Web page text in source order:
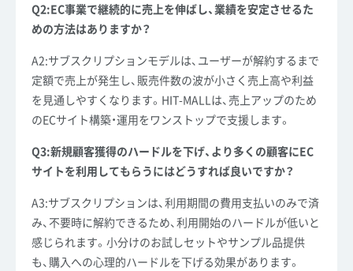
Q2:EC事業で継続的に売上を伸ばし、業績を安定させるた
めの方法はありますか？
A2:サブスクリプションモデルは、ユーザーが解約するまで
定額で売上が発生し、販売件数の波が小さく売上高や利益
を見通しやすくなります。HIT-MALLは、売上アップのため
のECサイト構築・運用をワンストップで支援します。
Q3:新規顧客獲得のハードルを下げ、より多くの顧客にEC
サイトを利用してもらうにはどうすれば良いですか？
A3:サブスクリプションは、利用期間の費用支払いのみで済
み、不要時に解約できるため、利用開始のハードルが低いと
感じられます。小分けのお試しセットやサンプル品提供
も、購入への心理的ハードルを下げる効果があります。